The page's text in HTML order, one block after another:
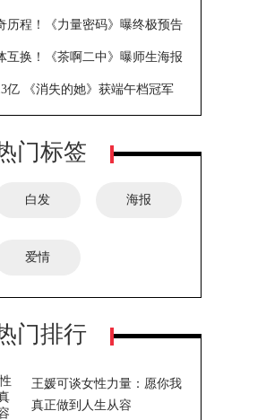
历程！《力量密码》曝终极预告
互换！《茶啊二中》曝师生海报
亿 《消失的她》获端午档冠军
门标签
白发 海报
爱情
门排行
王媛可谈女性力量：愿你我
真正做到人生从容